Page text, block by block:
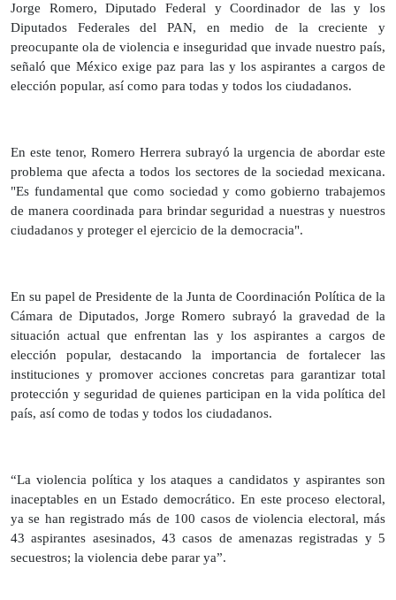
Jorge Romero, Diputado Federal y Coordinador de las y los
Diputados Federales del PAN, en medio de la creciente y
preocupante ola de violencia e inseguridad que invade nuestro país,
señaló que México exige paz para las y los aspirantes a cargos de
elección popular, así como para todas y todos los ciudadanos.
En este tenor, Romero Herrera subrayó la urgencia de abordar este
problema que afecta a todos los sectores de la sociedad mexicana.
"Es fundamental que como sociedad y como gobierno trabajemos
de manera coordinada para brindar seguridad a nuestras y nuestros
ciudadanos y proteger el ejercicio de la democracia".
En su papel de Presidente de la Junta de Coordinación Política de la
Cámara de Diputados, Jorge Romero subrayó la gravedad de la
situación actual que enfrentan las y los aspirantes a cargos de
elección popular, destacando la importancia de fortalecer las
instituciones y promover acciones concretas para garantizar total
protección y seguridad de quienes participan en la vida política del
país, así como de todas y todos los ciudadanos.
“La violencia política y los ataques a candidatos y aspirantes son
inaceptables en un Estado democrático. En este proceso electoral,
ya se han registrado más de 100 casos de violencia electoral, más
43 aspirantes asesinados, 43 casos de amenazas registradas y 5
secuestros; la violencia debe parar ya”.